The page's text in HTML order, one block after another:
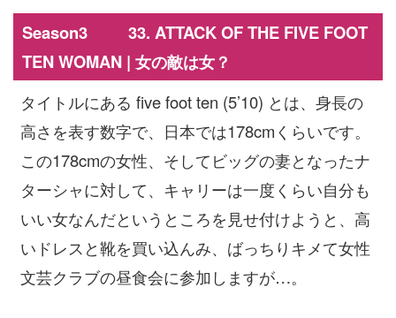
Season3 33. ATTACK OF THE FIVE FOOT
TEN WOMAN | 女の敵は女？
タイトルにある five foot ten (5’10) とは、身長の
高さを表す数字で、日本では178cmくらいです。
この178cmの女性、そしてビッグの妻となったナ
ターシャに対して、キャリーは一度くらい自分も
いい女なんだというところを見せ付けようと、高
いドレスと靴を買い込んみ、ばっちりキメて女性
文芸クラブの昼食会に参加しますが…。